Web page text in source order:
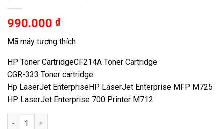
990.000 ₫
Mã máy tương thích
HP Toner CartridgeCF214A Toner Cartridge
CGR-333 Toner cartridge
Hp LaserJet EnterpriseHP LaserJet Enterprise MFP M725
HP LaserJet Enterprise 700 Printer M712
Hộp mực in HP M501/M506 * Canon LBP 312x (CF287A/